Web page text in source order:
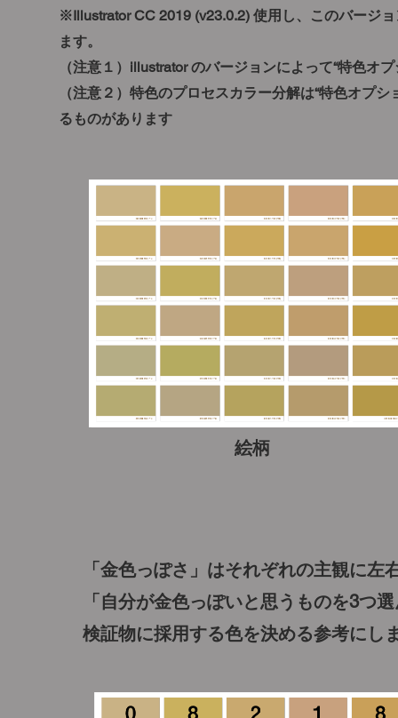
※Illustrator CC 2019 (v23.0.2) 使用し、このバージ
ます。
（注意１）illustrator のバージョンによって“特色オ
（注意２）特色のプロセスカラー分解は“特色オプ
るものがあります
絵柄
「金色っぽさ」はそれぞれの主観に
「自分が金色っぽいと思うものを3つ
検証物に採用する色を決める参考にし